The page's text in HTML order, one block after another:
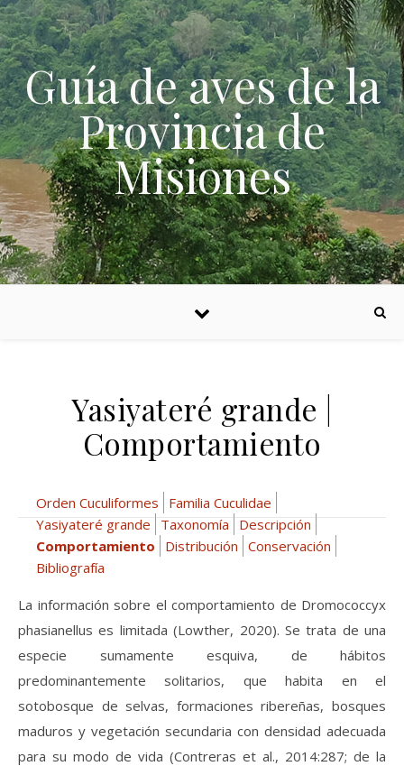
Skip to content
Guía de aves de la
Provincia de
Misiones
Yasiyateré grande |
Comportamiento
Orden Cuculiformes
Familia Cuculidae
Yasiyateré grande
Taxonomía
Descripción
Comportamiento
Distribución Conservación
Bibliografía
La información sobre el comportamiento de Dromococcyx
phasianellus es limitada (Lowther, 2020). Se trata de una
especie sumamente esquiva, de hábitos
predominantemente solitarios, que habita en el
sotobosque de selvas, formaciones ribereñas, bosques
maduros y vegetación secundaria con densidad adecuada
para su modo de vida (Contreras et al., 2014:287; de la